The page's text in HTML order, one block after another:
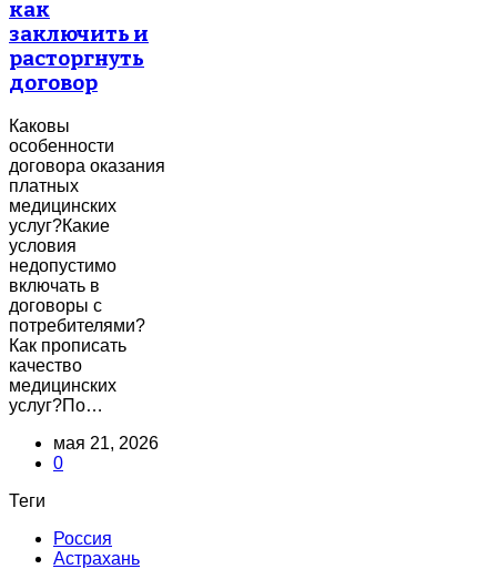
как
заключить и
расторгнуть
договор
Каковы
особенности
договора оказания
платных
медицинских
услуг?Какие
условия
недопустимо
включать в
договоры с
потребителями?
Как прописать
качество
медицинских
услуг?По…
мая 21, 2026
0
Теги
Россия
Астрахань